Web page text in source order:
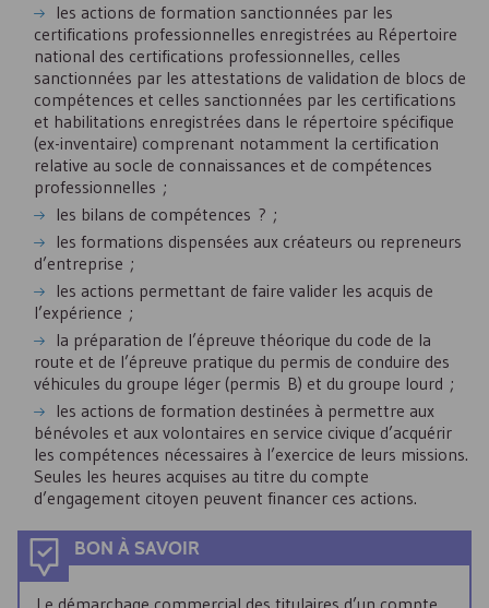
les actions de formation sanctionnées par les
certifications professionnelles enregistrées au Répertoire
national des certifications professionnelles, celles
sanctionnées par les attestations de validation de blocs de
compétences et celles sanctionnées par les certifications
et habilitations enregistrées dans le répertoire spécifique
(ex-inventaire) comprenant notamment la certification
relative au socle de connaissances et de compétences
professionnelles ;
les bilans de compétences ? ;
les formations dispensées aux créateurs ou repreneurs
d’entreprise ;
les actions permettant de faire valider les acquis de
l’expérience ;
la préparation de l’épreuve théorique du code de la
route et de l’épreuve pratique du permis de conduire des
véhicules du groupe léger (permis B) et du groupe lourd ;
les actions de formation destinées à permettre aux
bénévoles et aux volontaires en service civique d’acquérir
les compétences nécessaires à l’exercice de leurs missions.
Seules les heures acquises au titre du compte
d’engagement citoyen peuvent financer ces actions.
BON À SAVOIR
Le démarchage commercial des titulaires d’un compte